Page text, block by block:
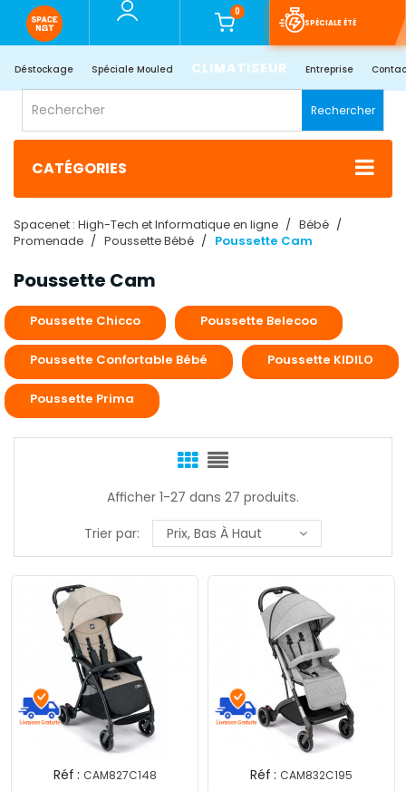
0
SPÉCIALE ÉTÉ
Déstockage Spéciale Mouled CLIMATISEUR Entreprise
Rechercher
CATÉGORIES
Spacenet : High-Tech et Informatique en ligne
Bébé
Promenade
Poussette Bébé Poussette Cam
Poussette Cam
Poussette Chicco Poussette Belecoo
Poussette Confortable Bébé Poussette KIDILO
Poussette Prima
Afficher 1-27 dans 27 produits.
Trier par:
Prix, Bas À Haut
Réf : CAM827C148 Réf : CAM832C195